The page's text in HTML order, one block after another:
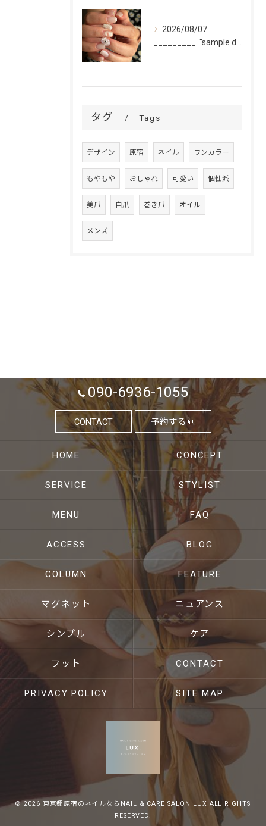
2026/08/07
タグ Tags
デザイン 原宿 ネイル ワンカラー
もやもや おしゃれ 可愛い 個性派
美爪 自爪 巻き爪 オイル
メンズ
090-6936-1055
CONTACT 予約する
HOME CONCEPT
SERVICE STYLIST
MENU FAQ
ACCESS BLOG
COLUMN FEATURE
マグネット ニュアンス
シンプル ケア
フット CONTACT
PRIVACY POLICY SITE MAP
© 2026 東京都原宿のネイルならNAIL & CARE SALON LUX ALL RIGHTS
RESERVED.